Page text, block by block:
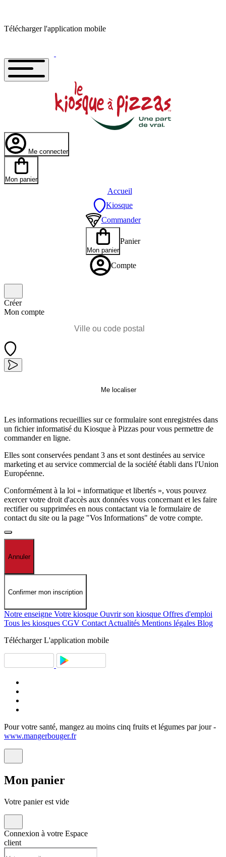
Télécharger l'application mobile
Me connecter
Mon panier
Accueil
Kiosque
Commander
Mon panier
Panier
Compte
Créer
Mon compte
Me localiser
Les informations recueillies sur ce formulaire sont enregistrées dans
un fichier informatisé du Kiosque à Pizzas pour vous permettre de
commander en ligne.
Elles sont conservées pendant 3 ans et sont destinées au service
marketing et au service commercial de la société établi dans l'Union
Européenne.
Conformément à la loi « informatique et libertés », vous pouvez
exercer votre droit d'accès aux données vous concernant et les faire
rectifier ou supprimées en nous contactant via le formulaire de
contact du site ou la page "Vos Informations" de votre compte.
Annuler
Confirmer mon inscription
Notre enseigne Votre kiosque Ouvrir son kiosque Offres d'emploi
Tous les kiosques CGV Contact Actualités Mentions légales Blog
Télécharger L'application mobile
Pour votre santé, mangez au moins cinq fruits et légumes par jour -
www.mangerbouger.fr
Mon panier
Votre panier est vide
Connexion à votre Espace
client